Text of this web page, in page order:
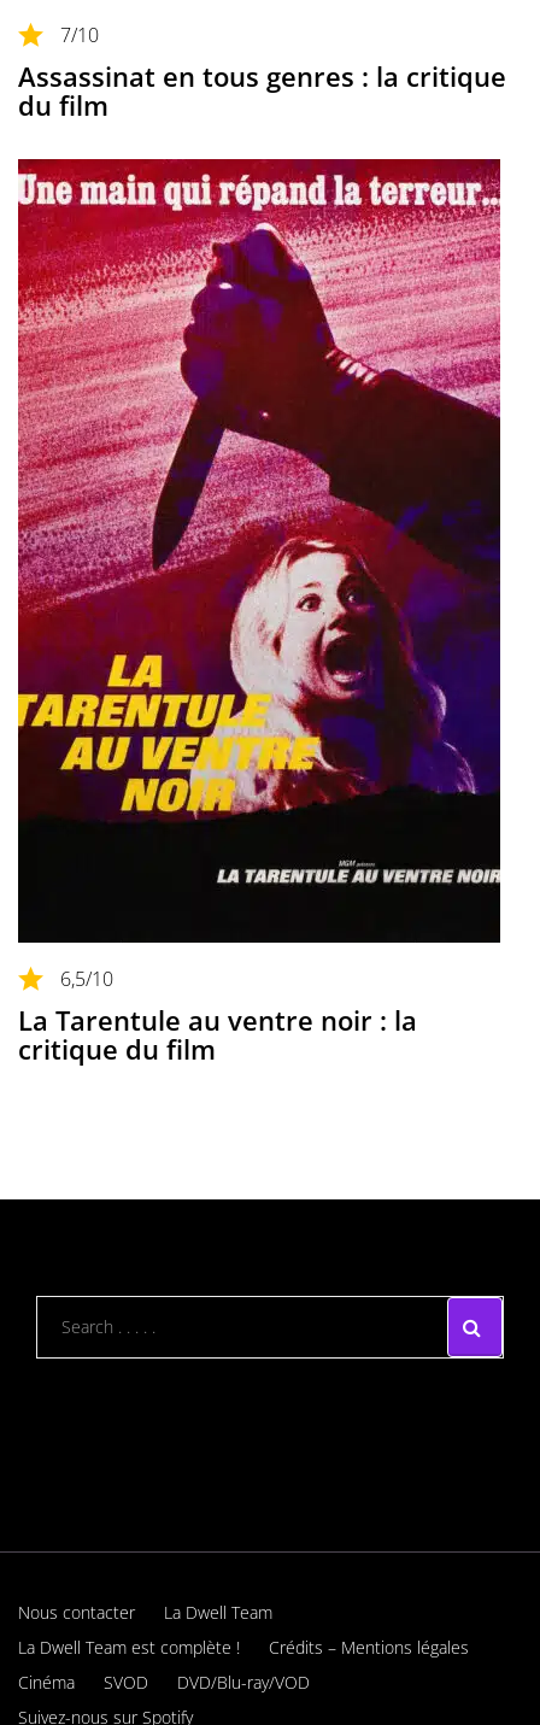
7/10
Assassinat en tous genres : la critique
du film
6,5/10
La Tarentule au ventre noir : la
critique du film
Nous contacter
La Dwell Team
La Dwell Team est complète !
Crédits – Mentions légales
Cinéma
SVOD
DVD/Blu-ray/VOD
Suivez-nous sur Spotify